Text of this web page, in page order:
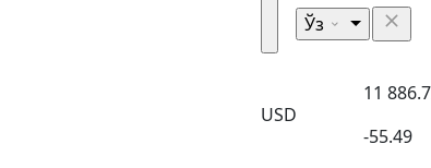
Ўз
USD
11
-55.49